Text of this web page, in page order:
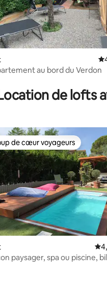
sur la base de 158
au bord du Verdon
de lofts
sur la base de 39
de cœur voyageurs
de cœur voyageurs
paysager, spa ou piscine,